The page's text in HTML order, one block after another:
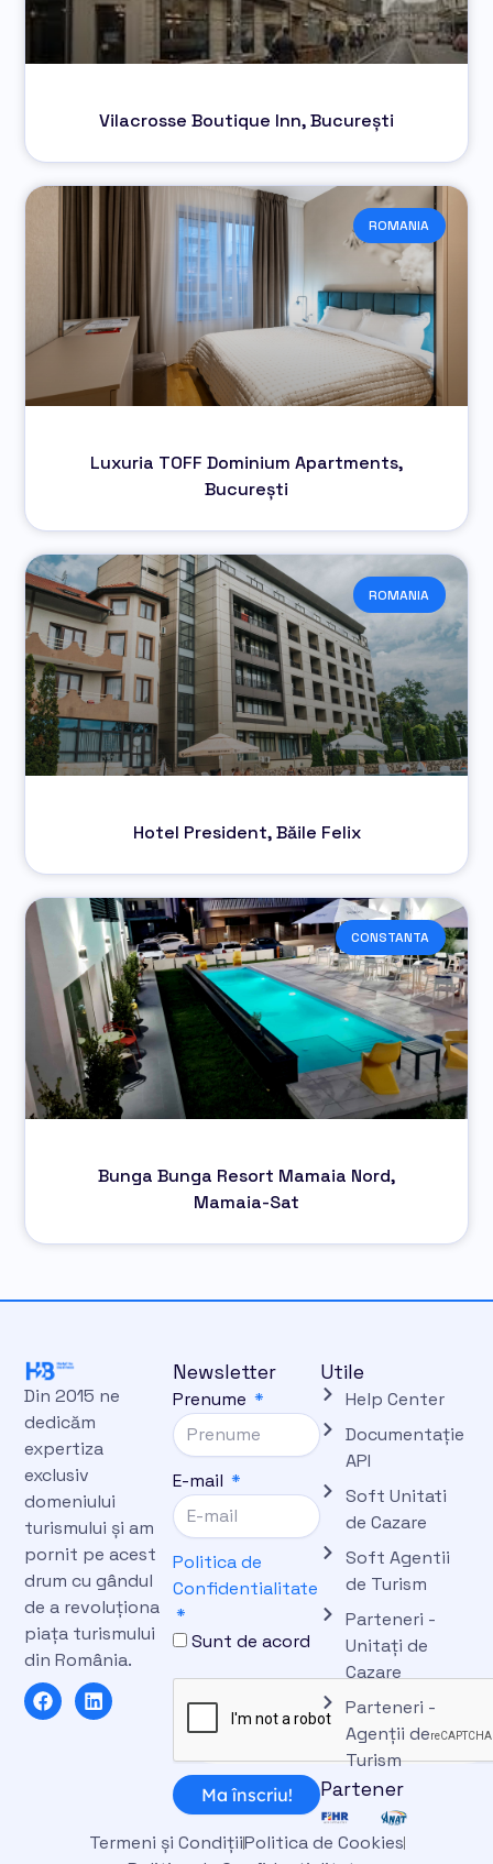
Vilacrosse Boutique Inn, București
ROMANIA
Luxuria TOFF Dominium Apartments,
București
ROMANIA
Hotel President, Băile Felix
CONSTANTA
Bunga Bunga Resort Mamaia Nord,
Mamaia-Sat
Din 2015 ne
dedicăm
expertiza
exclusiv
domeniului
turismului și am
pornit pe acest
drum cu gândul
de a revoluționa
piața turismului
din România.
F
a
L
i
Newsletter
Prenume
E-mail
Politica de
Confidentialitate
Sunt de acord
Ma înscriu!
Utile
Help Center
Documentație
API
Soft Unitati
de Cazare
Soft Agentii
de Turism
Parteneri -
Unitați de
Cazare
Parteneri -
Agenții de
Turism
Partener
Termeni și CondițiiPolitica de Cookies